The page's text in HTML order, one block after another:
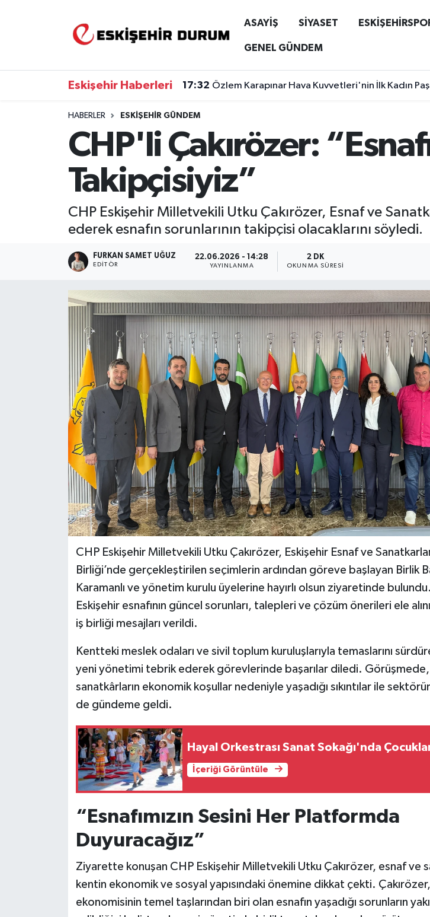
ASAYİŞ SİYASET
GENEL GÜNDEM
Eskişehir Haberleri 17:32 Özlem Karapınar Hava Kuvvetleri'nin İlk Kadın
HABERLER ESKIŞEHIR GÜNDEM
CHP'li Çakırözer:
Takipçisiyiz”
CHP Eskişehir Milletvekili Utku Çakırözer, Esnaf ve
ederek esnafın sorunlarının takipçisi olacaklarını söyledi.
FURKAN SAMET UĞUZ
EDITÖR
22.06.2026 - 14:28
YAYINLANMA
2 DK
OKUNMA SÜRESI
CHP Eskişehir Milletvekili Utku Çakırözer, Eskişehir Esnaf ve
Birliği’nde gerçekleştirilen seçimlerin ardından göreve başlayan Birlik
Karamanlı ve yönetim kurulu üyelerine hayırlı olsun ziyaretinde
Eskişehir esnafının güncel sorunları, talepleri ve çözüm önerileri ele
iş birliği mesajları verildi.
Kentteki meslek odaları ve sivil toplum kuruluşlarıyla temaslarını
yeni yönetimi tebrik ederek görevlerinde başarılar diledi.
sanatkârların ekonomik koşullar nedeniyle yaşadığı sıkıntılar ile
de gündeme geldi.
Hayal Orkestrası Sanat Sokağı'nda
İçeriği Görüntüle
“Esnafımızın Sesini Her Platformda
Duyuracağız”
Ziyarette konuşan CHP Eskişehir Milletvekili Utku Çakırözer, esnaf ve
kentin ekonomik ve sosyal yapısındaki önemine dikkat çekti.
ekonomisinin temel taşlarından biri olan esnafın yaşadığı sorunların
Eskişehir Nöbetçi Eczaneler
Eskişehir Trafik Yoğunluk Haritası
Süper Lig Puan Durumu ve Fikstür
Son Dakika Haberleri
Haber Arşivi